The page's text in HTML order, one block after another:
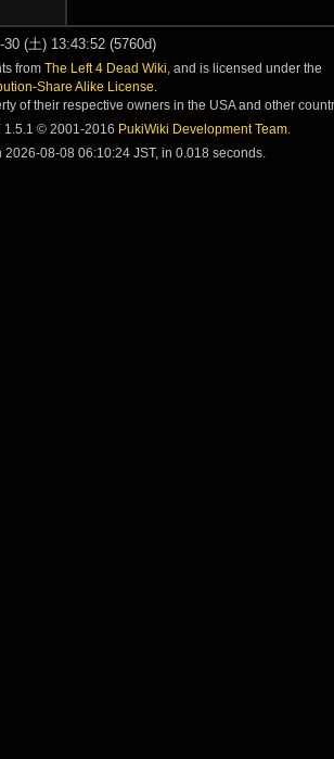
(土) 13:43:52 (5760d)
fromThe Left 4 Dead Wiki , and is licensed under the
Share Alike License
of their respective owners in the USA and other
1.5.1 © 2001-2016 PukiWiki Development Team
2026-08-08 06:10:24 JST, in 0.018 seconds.